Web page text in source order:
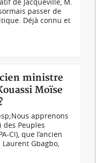
passer de
Déjà connu et
ministre
Moïse
apprenons
des Peuples
CI), que l’ancien
Gbagbo,